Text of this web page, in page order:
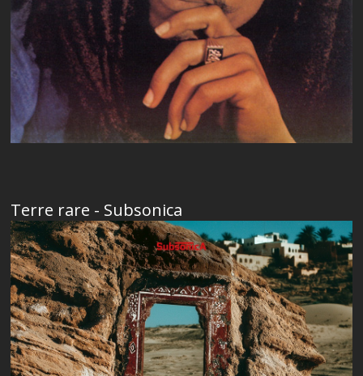
Terre rare - Subsonica